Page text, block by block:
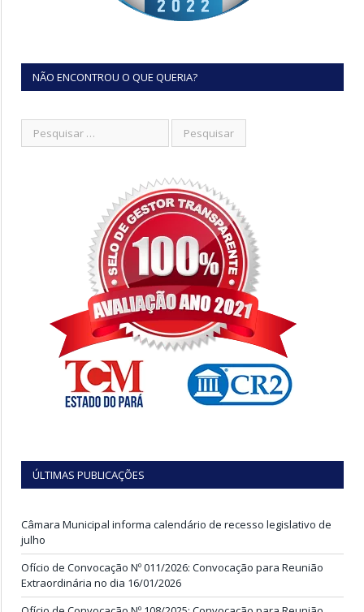
NÃO ENCONTROU O QUE QUERIA?
ÚLTIMAS PUBLICAÇÕES
Câmara Municipal informa calendário de recesso legislativo de
julho
Ofício de Convocação Nº 011/2026: Convocação para Reunião
Extraordinária no dia 16/01/2026